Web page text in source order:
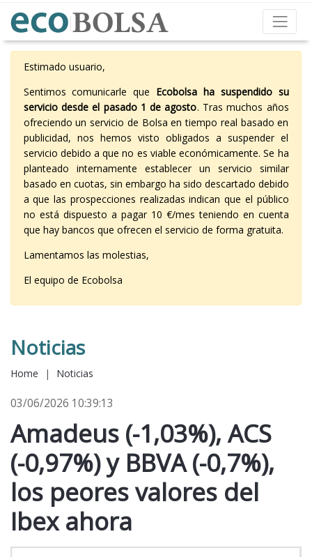
Estimado usuario,
Sentimos comunicarle que Ecobolsa ha suspendido su
servicio desde el pasado 1 de agosto. Tras muchos años
ofreciendo un servicio de Bolsa en tiempo real basado en
publicidad, nos hemos visto obligados a suspender el
servicio debido a que no es viable económicamente. Se ha
planteado internamente establecer un servicio similar
basado en cuotas, sin embargo ha sido descartado debido
a que las prospecciones realizadas indican que el público
no está dispuesto a pagar 10 €/mes teniendo en cuenta
que hay bancos que ofrecen el servicio de forma gratuita.
Lamentamos las molestias,
El equipo de Ecobolsa
Noticias
Home | Noticias
03/06/2026 10:39:13
Amadeus (-1,03%), ACS
(-0,97%) y BBVA (-0,7%),
los peores valores del
Ibex ahora